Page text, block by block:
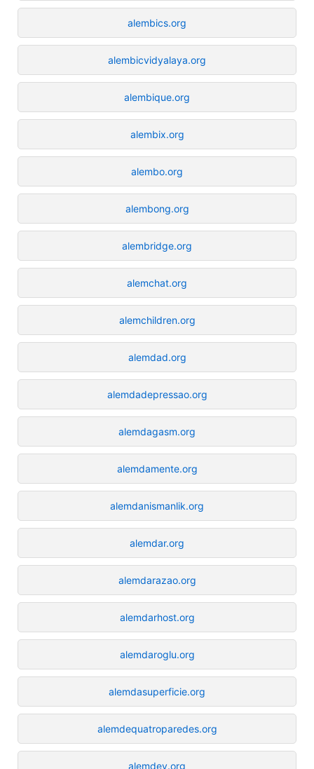
alembics.org
alembicvidyalaya.org
alembique.org
alembix.org
alembo.org
alembong.org
alembridge.org
alemchat.org
alemchildren.org
alemdad.org
alemdadepressao.org
alemdagasm.org
alemdamente.org
alemdanismanlik.org
alemdar.org
alemdarazao.org
alemdarhost.org
alemdaroglu.org
alemdasuperficie.org
alemdequatroparedes.org
alemdev.org